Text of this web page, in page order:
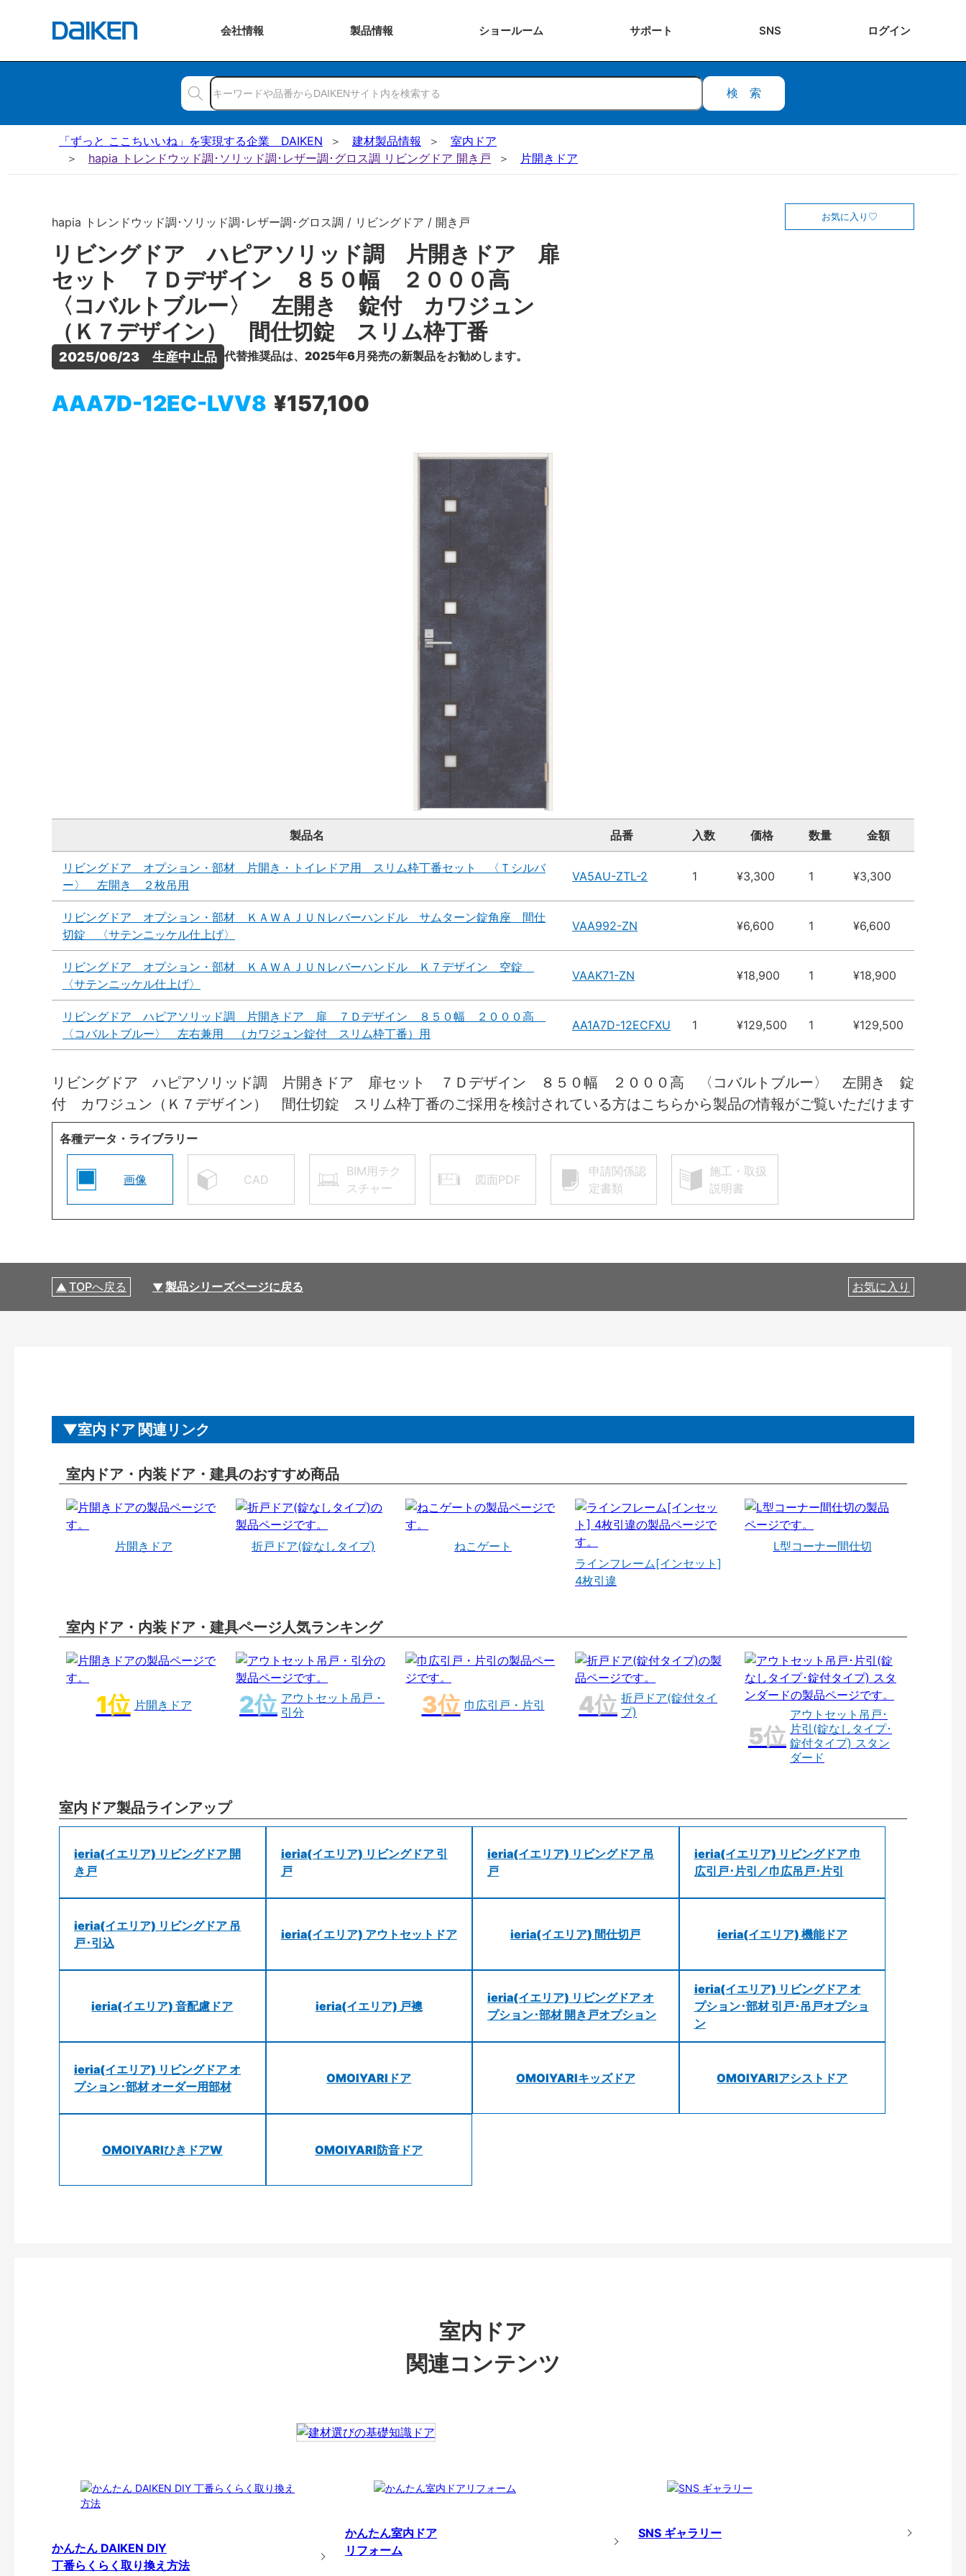
会社情報 製品情報 ショールーム サポート SNS ログイン
検索
「ずっと ここちいいね」を実現する企業 DAIKEN 建材製品情報
室内ドア
hapia トレンドウッド調･ソリッド調･レザー調･グロス調 リビングドア 開き戸
片開きドア
hapia トレンドウッド調･ソリッド調･レザー調･グロス調 / リビングドア / 開き戸
リビングドア ハピアソリッド調 片開きドア 扉
セット ７Ｄデザイン ８５０幅 ２０００高
〈コバルトブルー〉 左開き 錠付 カワジュン
（Ｋ７デザイン） 間仕切錠 スリム枠丁番
2025/06/23　生産中止品 代替推奨品は、2025年6月発売の新製品をお勧めします。
AAA7D-12EC-LVV8 ¥157,100
お気に入り
製品名 品番 入数 価格 数量 金額
リビングドア オプション・部材 片開き・トイレドア用 スリム枠丁番セット 〈Ｔシルバ
ー〉 左開き ２枚吊用
VA5AU-ZTL-2 1 ¥3,300 1 ¥3,300
リビングドア オプション・部材 ＫＡＷＡＪＵＮレバーハンドル サムターン錠角座 間仕
切錠 〈サテンニッケル仕上げ〉
VAA992-ZN ¥6,600 1 ¥6,600
リビングドア オプション・部材 ＫＡＷＡＪＵＮレバーハンドル Ｋ７デザイン 空錠
〈サテンニッケル仕上げ〉
VAAK71-ZN ¥18,900 1 ¥18,900
リビングドア ハピアソリッド調 片開きドア 扉 ７Ｄデザイン ８５０幅 ２０００高
〈コバルトブルー〉 左右兼用 （カワジュン錠付 スリム枠丁番）用
AA1A7D-12ECFXU 1 ¥129,500 1 ¥129,500
リビングドア ハピアソリッド調 片開きドア 扉セット ７Ｄデザイン ８５０幅 ２０００高 〈コバルトブルー〉 左開き 錠
付 カワジュン（Ｋ７デザイン） 間仕切錠 スリム枠丁番のご採用を検討されている方はこちらから製品の情報がご覧いただけます
各種データ・ライブラリー
画像 CAD
BIM用テク
スチャー
図面PDF
申請関係認
定書類
施工・取扱
説明書
TOPへ戻る 製品シリーズページに戻る お気に入り
室内ドア 関連リンク
室内ドア・内装ドア・建具のおすすめ商品
片開きドア 折戸ドア(錠なしタイプ)
ねこゲート
ラインフレーム[インセット]
4枚引違
L型コーナー間仕切
室内ドア・内装ドア・建具ページ人気ランキング
片開きドア
アウトセット吊戸・
引分
巾広引戸・片引
折戸ドア(錠付タイ
プ)
アウトセット吊戸･
片引(錠なしタイプ･
錠付タイプ) スタン
ダード
室内ドア製品ラインアップ
ieria(イエリア) リビングドア 開
き戸
ieria(イエリア) リビングドア 引
戸
ieria(イエリア) リビングドア 吊
戸
ieria(イエリア) リビングドア 巾
広引戸･片引／巾広吊戸･片引
ieria(イエリア) リビングドア 吊
戸･引込
ieria(イエリア) アウトセットドア ieria(イエリア) 間仕切戸 ieria(イエリア) 機能ドア
ieria(イエリア) 音配慮ドア ieria(イエリア) 戸襖
ieria(イエリア) リビングドア オ
プション･部材 開き戸オプション
ieria(イエリア) リビングドア オ
プション･部材 引戸･吊戸オプショ
ン
ieria(イエリア) リビングドア オ
プション･部材 オーダー用部材
OMOIYARIドア OMOIYARIキッズドア OMOIYARIアシストドア
OMOIYARIひきドアW OMOIYARI防音ドア
室内ドア
関連コンテンツ
かんたん DAIKEN DIY
丁番らくらく取り換え方法
かんたん室内ドア
リフォーム
SNS ギャラリー